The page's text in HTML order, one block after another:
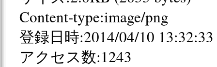
Content-type:image/png
登録日時:2014/04/10 13:32:33
アクセス数:1243